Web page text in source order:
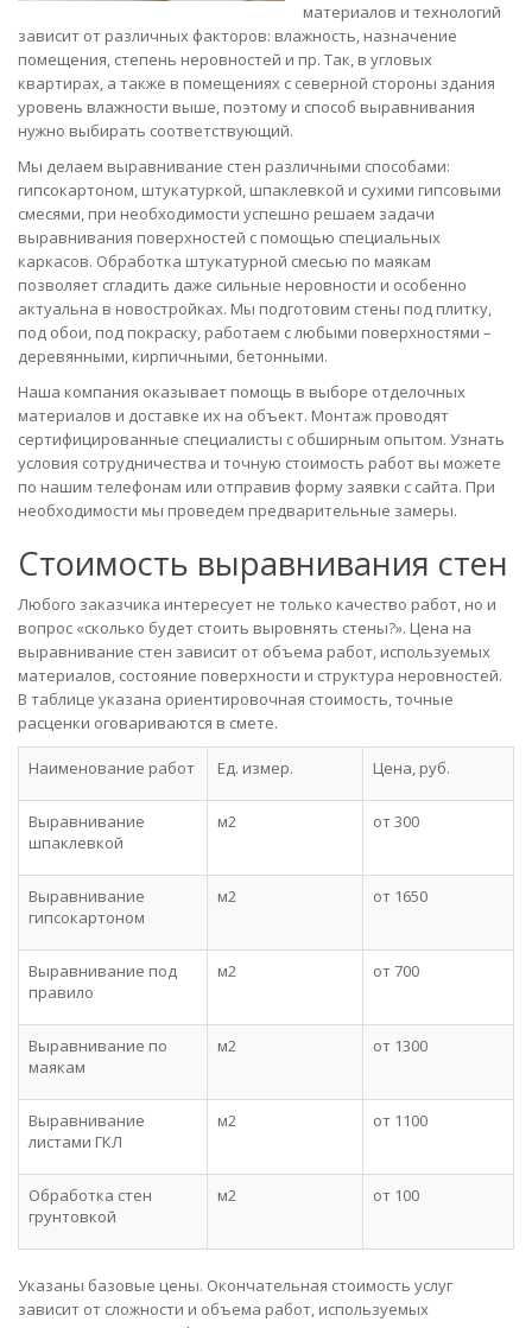
материалов и технологий
зависит от различных факторов: влажность, назначение
помещения, степень неровностей и пр. Так, в угловых
квартирах, а также в помещениях с северной стороны здания
уровень влажности выше, поэтому и способ выравнивания
нужно выбирать соответствующий.
Мы делаем выравнивание стен различными способами:
гипсокартоном, штукатуркой, шпаклевкой и сухими гипсовыми
смесями, при необходимости успешно решаем задачи
выравнивания поверхностей с помощью специальных
каркасов. Обработка штукатурной смесью по маякам
позволяет сгладить даже сильные неровности и особенно
актуальна в новостройках. Мы подготовим стены под плитку,
под обои, под покраску, работаем с любыми поверхностями –
деревянными, кирпичными, бетонными.
Наша компания оказывает помощь в выборе отделочных
материалов и доставке их на объект. Монтаж проводят
сертифицированные специалисты с обширным опытом. Узнать
условия сотрудничества и точную стоимость работ вы можете
по нашим телефонам или отправив форму заявки с сайта. При
необходимости мы проведем предварительные замеры.
Стоимость выравнивания стен
Любого заказчика интересует не только качество работ, но и
вопрос «сколько будет стоить выровнять стены?». Цена на
выравнивание стен зависит от объема работ, используемых
материалов, состояние поверхности и структура неровностей.
В таблице указана ориентировочная стоимость, точные
расценки оговариваются в смете.
Наименование работ Ед. измер. Цена, руб.
Выравнивание
шпаклевкой
м2 от 300
Выравнивание
гипсокартоном
м2 от 1650
Выравнивание под
правило
м2 от 700
Выравнивание по
маякам
м2 от 1300
Выравнивание
листами ГКЛ
м2 от 1100
Обработка стен
грунтовкой
м2 от 100
Указаны базовые цены. Окончательная стоимость услуг
зависит от сложности и объема работ, используемых